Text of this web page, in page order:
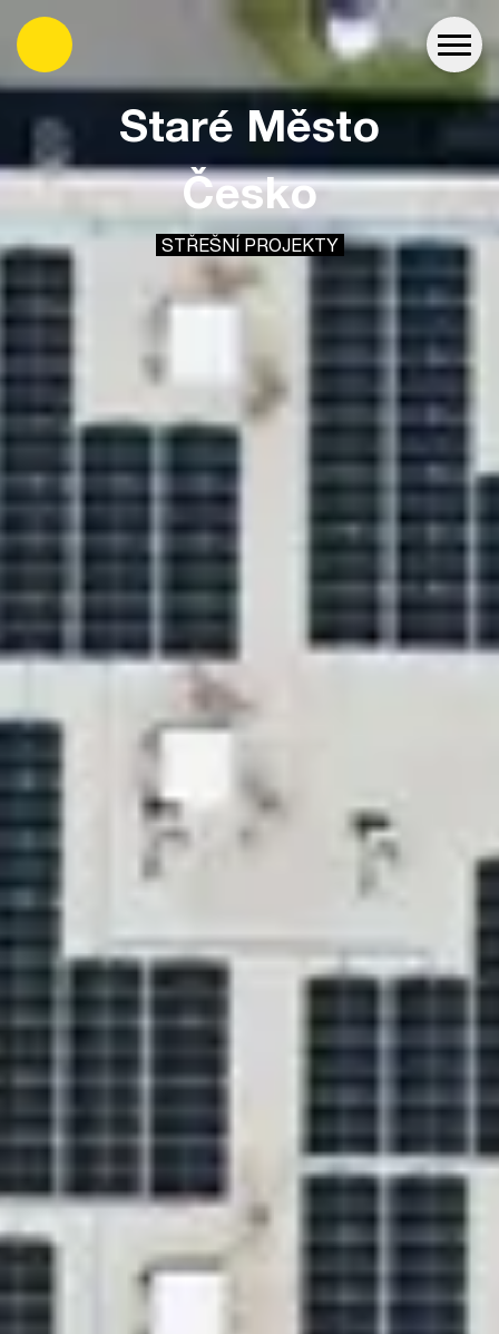
Staré Město
Česko
STŘEŠNÍ PROJEKTY